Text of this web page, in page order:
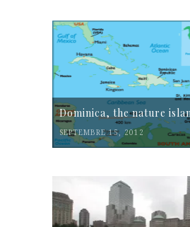
Dominica, the nature
SEPTEMBRE 15, 2012